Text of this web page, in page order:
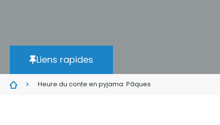
Liens rapides
Heure du conte en pyjama: Pâques